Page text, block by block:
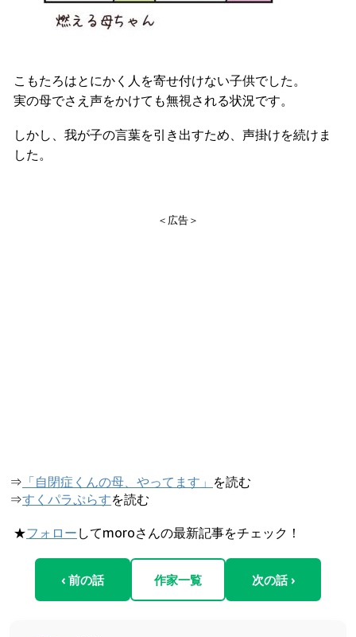
こもたろはとにかく人を寄せ付けない子供でした。
実の母でさえ声をかけても無視される状況です。
しかし、我が子の言葉を引き出すため、声掛けを続けま
した。
＜広告＞
⇒ 「自閉症くんの母、やってます」 を読む
⇒すくパラぷらすを読む
★フォロー してmoroさんの最新記事をチェック！
‹ 前の話 作家一覧 次の話 ›